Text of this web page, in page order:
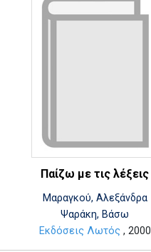
Παίζω με τις λέξεις
Μαραγκού, Αλεξάνδρα
Ψαράκη, Βάσω
Εκδόσεις Λωτός , 2000